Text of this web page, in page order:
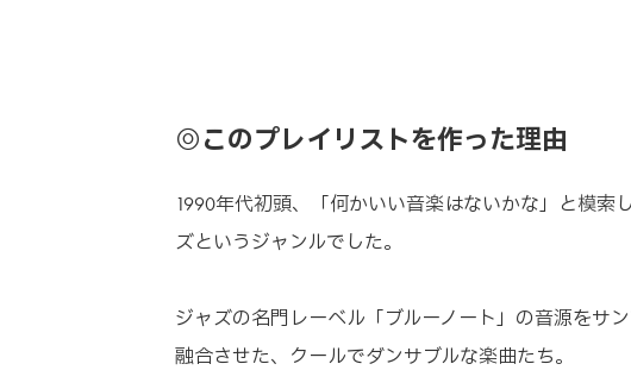
◎このプレイリストを作った理由
1990年代初頭、「何かいい音楽はないかな」と模索
ズというジャンルでした。
ジャズの名門レーベル「ブルーノート」の音源をサ
融合させた、クールでダンサブルな楽曲たち。